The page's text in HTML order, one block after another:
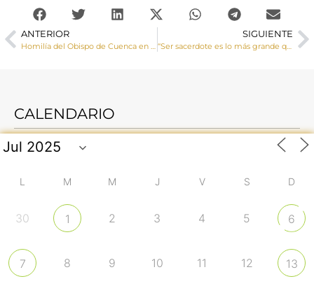
ANTERIOR SIGUIENTE
“Ser sacerdote es lo más grande que puede haber en la tierra”
CALENDARIO
L M M J V S D
30 1 2 3 4 5 6
7 8 9 10 11 12 13